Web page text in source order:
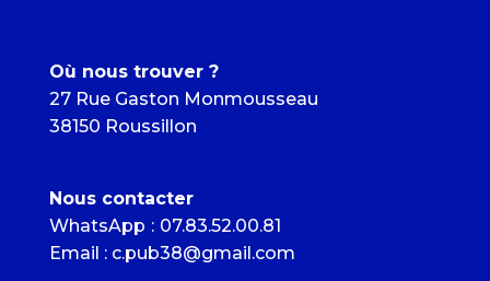
Où nous trouver ?
27 Rue Gaston Monmousseau
38150 Roussillon
Nous contacter
WhatsApp : 07.83.52.00.81
Email : c.pub38@gmail.com